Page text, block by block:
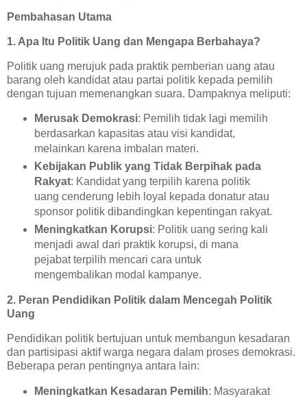
Pembahasan Utama
1. Apa Itu Politik Uang dan Mengapa Berbahaya?
Politik uang merujuk pada praktik pemberian uang atau
barang oleh kandidat atau partai politik kepada pemilih
dengan tujuan memenangkan suara. Dampaknya meliputi:
Merusak Demokrasi: Pemilih tidak lagi memilih
berdasarkan kapasitas atau visi kandidat,
melainkan karena imbalan materi.
Kebijakan Publik yang Tidak Berpihak pada
Rakyat: Kandidat yang terpilih karena politik
uang cenderung lebih loyal kepada donatur atau
sponsor politik dibandingkan kepentingan rakyat.
Meningkatkan Korupsi: Politik uang sering kali
menjadi awal dari praktik korupsi, di mana
pejabat terpilih mencari cara untuk
mengembalikan modal kampanye.
2. Peran Pendidikan Politik dalam Mencegah Politik
Uang
Pendidikan politik bertujuan untuk membangun kesadaran
dan partisipasi aktif warga negara dalam proses demokrasi.
Beberapa peran pentingnya antara lain:
Meningkatkan Kesadaran Pemilih: Masyarakat